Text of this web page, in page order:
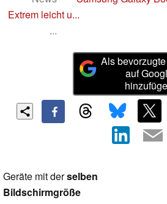
Extrem leicht u...
...
Als
auf
Geräte mit derselben
Bildschirmgröße